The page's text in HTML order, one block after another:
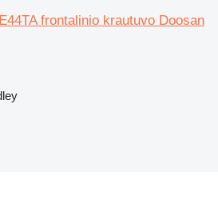
frontalinio krautuvo Doosan